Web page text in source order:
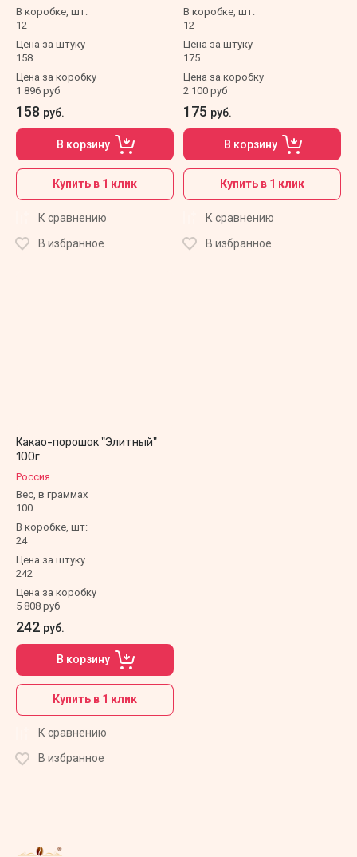
В коробке, шт:
12
Цена за штуку
158
Цена за коробку
1 896 руб
158 руб.
В корзину
Купить в 1 клик
К сравнению
В избранное
В коробке, шт:
12
Цена за штуку
175
Цена за коробку
2 100 руб
175 руб.
В корзину
Купить в 1 клик
К сравнению
В избранное
Какао-порошок "Элитный"
100г
Россия
Вес, в граммах
100
В коробке, шт:
24
Цена за штуку
242
Цена за коробку
5 808 руб
242 руб.
В корзину
Купить в 1 клик
К сравнению
В избранное